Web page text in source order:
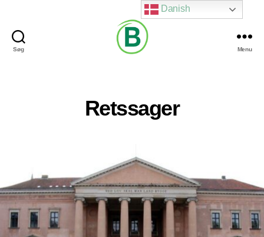
Søg Menu
Retssager
Danish